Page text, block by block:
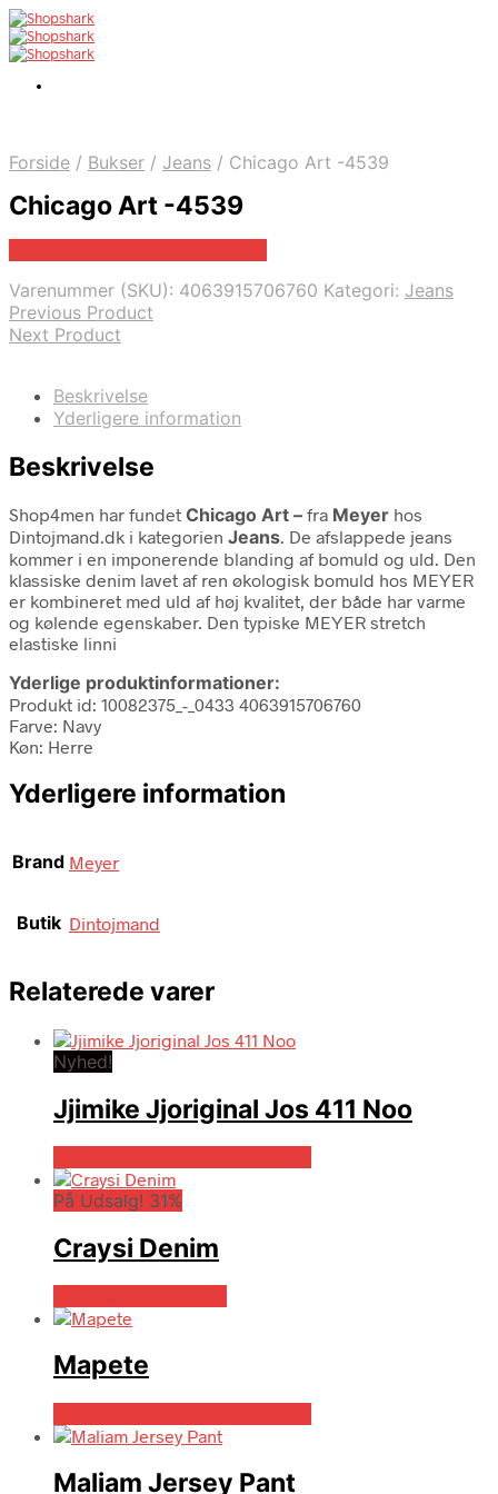
Forside / Bukser / Jeans / Chicago Art -4539
Chicago Art -4539
Varenummer (SKU): 4063915706760 Kategori: Jeans
Previous Product
Next Product
Beskrivelse
Yderligere information
Beskrivelse
Shop4men har fundet Chicago Art – fra Meyer hos
Dintojmand.dk i kategorien Jeans. De afslappede jeans
kommer i en imponerende blanding af bomuld og uld. Den
klassiske denim lavet af ren økologisk bomuld hos MEYER
er kombineret med uld af høj kvalitet, der både har varme
og kølende egenskaber. Den typiske MEYER stretch
elastiske linni
Yderlige produktinformationer:
Produkt id: 10082375_-_0433 4063915706760
Farve: Navy
Køn: Herre
Yderligere information
Brand Meyer
Butik Dintojmand
Relaterede varer
Nyhed!
Jjimike Jjoriginal Jos 411 Noo
På Udsalg! 31%
Craysi Denim
Mapete
Maliam Jersey Pant